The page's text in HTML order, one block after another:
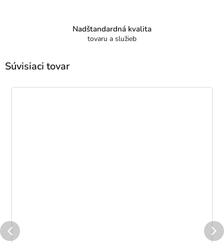
Nadštandardná kvalita
tovaru a služieb
Súvisiaci tovar